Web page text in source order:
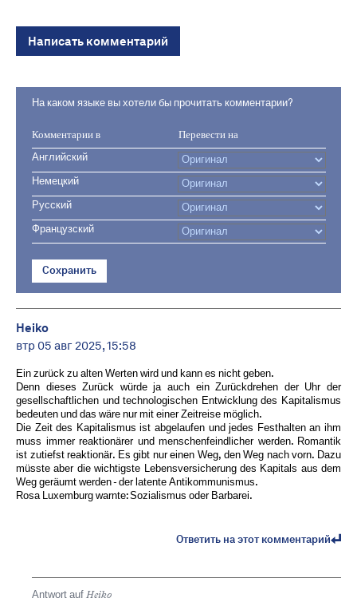
Написать комментарий
На каком языке вы хотели бы прочитать комментарии?
Комментарии в Перевести на
Английский
Немецкий
Русский
Французский
Сохранить
Heiko
втр 05 авг 2025, 15:58
Ein zurück zu alten Werten wird und kann es nicht geben.
Denn dieses Zurück würde ja auch ein Zurückdrehen der Uhr der
gesellschaftlichen und technologischen Entwicklung des Kapitalismus
bedeuten und das wäre nur mit einer Zeitreise möglich.
Die Zeit des Kapitalismus ist abgelaufen und jedes Festhalten an ihm
muss immer reaktionärer und menschenfeindlicher werden. Romantik
ist zutiefst reaktionär. Es gibt nur einen Weg, den Weg nach vorn. Dazu
müsste aber die wichtigste Lebensversicherung des Kapitals aus dem
Weg geräumt werden - der latente Antikommunismus.
Rosa Luxemburg warnte: Sozialismus oder Barbarei.
Ответить на этот комментарий
Antwort auf Heiko